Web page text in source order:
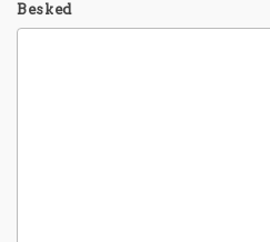
Besked